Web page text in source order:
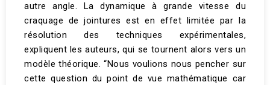
autre angle. La dynamique à grande vitesse du
craquage de jointures est en effet limitée par la
résolution des techniques expérimentales,
expliquent les auteurs, qui se tournent alors vers un
modèle théorique. “Nous voulions nous pencher sur
cette question du point de vue mathématique car